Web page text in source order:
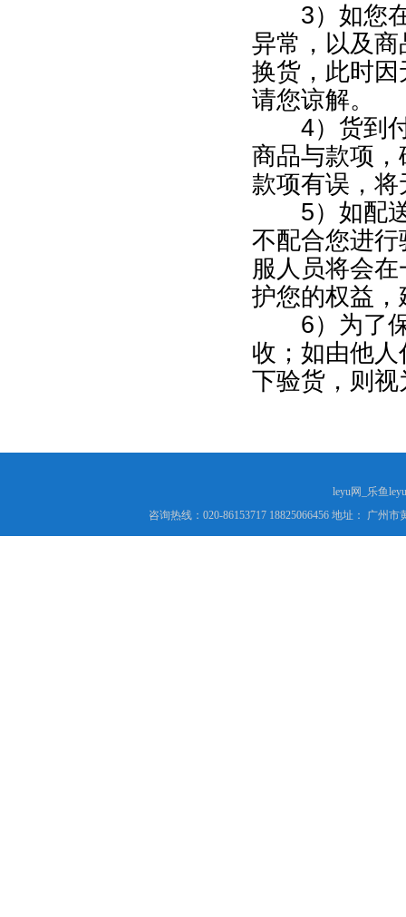
3）如您在
异常，以及
换货，此时
请您谅解。
4）货到付
商品与款项
款项有误，
5）如配送
不配合您进
服人员将会
护您的权益
6）为了保
收；如由他
下验货，则
leyu网_乐鱼
咨询热线：020-86153717 18825066456 地址： 广州